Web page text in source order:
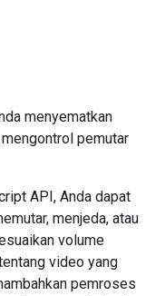
menyematkan
pemutar
API, Anda dapat
menjeda, atau
volume
video yang
pemroses